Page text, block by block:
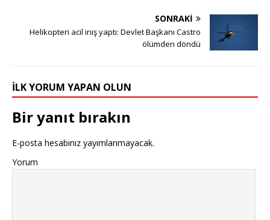
SONRAKI
Helikopteri acil iniş yaptı: Devlet Başkanı Castro
ölümden döndü
İLK YORUM YAPAN OLUN
Bir yanıt bırakın
E-posta hesabınız yayımlanmayacak.
Yorum